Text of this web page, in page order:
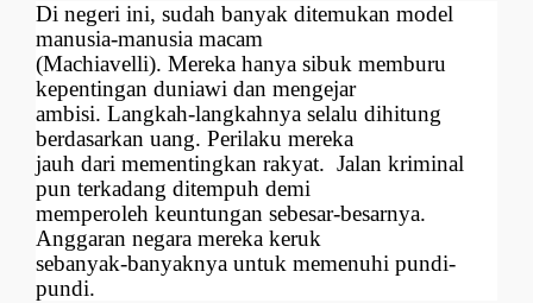
Di negeri ini, sudah banyak ditemukan model
manusia-manusia macam
(Machiavelli). Mereka hanya sibuk memburu
kepentingan duniawi dan mengejar
ambisi. Langkah-langkahnya selalu dihitung
berdasarkan uang. Perilaku mereka
jauh dari mementingkan rakyat. Jalan kriminal
pun terkadang ditempuh demi
memperoleh keuntungan sebesar-besarnya.
Anggaran negara mereka keruk
sebanyak-banyaknya untuk memenuhi pundi-
pundi.